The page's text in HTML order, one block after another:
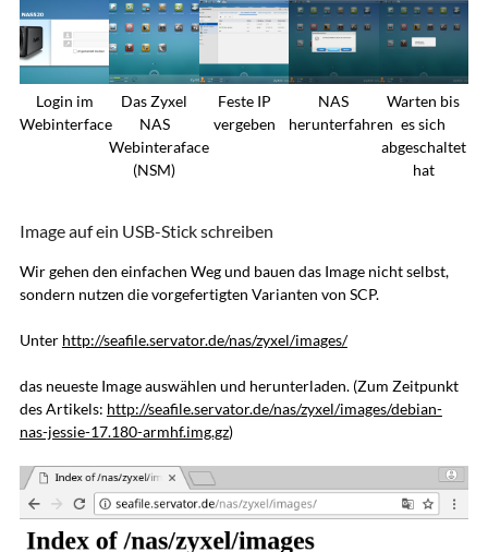
Login im
Webinterface
Das Zyxel
NAS
Webinteraface
(NSM)
Feste IP
vergeben
NAS
herunterfahren
Warten bis
es sich
abgeschaltet
hat
Image auf ein USB-Stick schreiben
Wir gehen den einfachen Weg und bauen das Image nicht selbst,
sondern nutzen die vorgefertigten Varianten von SCP.
Unter http://seafile.servator.de/nas/zyxel/images/
das neueste Image auswählen und herunterladen. (Zum Zeitpunkt
des Artikels: http://seafile.servator.de/nas/zyxel/images/debian-
nas-jessie-17.180-armhf.img.gz)